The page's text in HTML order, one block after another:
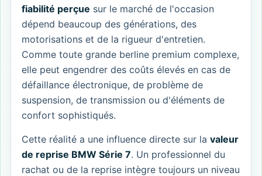
fiabilité perçue sur le marché de l'occasion
dépend beaucoup des générations, des
motorisations et de la rigueur d'entretien.
Comme toute grande berline premium complexe,
elle peut engendrer des coûts élevés en cas de
défaillance électronique, de problème de
suspension, de transmission ou d'éléments de
confort sophistiqués.
Cette réalité a une influence directe sur la valeur
de reprise BMW Série 7. Un professionnel du
rachat ou de la reprise intègre toujours un niveau